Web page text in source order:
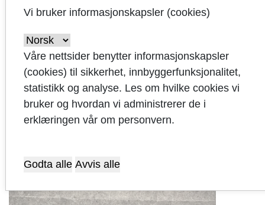
Tid og spillesteder
Opplev en varm og musikalsk stund
med REIANES & MYRÅS
10. mars 2025
Vi bruker informasjonskapsler (cookies)
Våre nettsider benytter informasjonskapsler
(cookies) til sikkerhet, innbyggerfunksjonalitet,
statistikk og analyse. Les om hvilke cookies vi
bruker og hvordan vi administrerer de i
erklæringen vår om personvern.
Godta alle Avvis alle